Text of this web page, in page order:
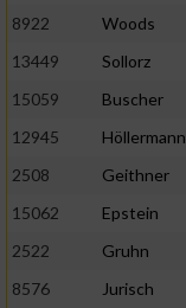
8922
Woods
13449
Sollorz
15059
Buscher
12945
Höllermann
2508
Geithner
15062
Epstein
2522
Gruhn
8576
Jurisch